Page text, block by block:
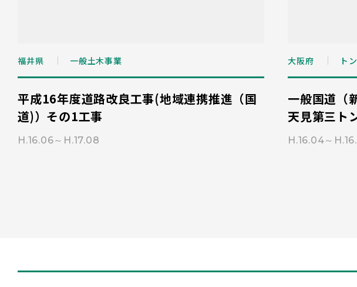
福井県 一般土木事業
平成16年度道路改良工事(地域連携推進（国
道)）その1工事
H.16.06～H.17.08
大阪府 ト
一般国道（
天見第三ト
H.16.04～